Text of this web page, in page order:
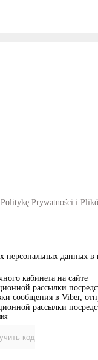
Politykę Prywatności i
персональных данных в
кабинета на сайте
рассылки
сообщения в Viber,
рассылки
код